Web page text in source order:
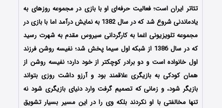
تئاتر ایران است؛ فعالیت حرفه‌ای او با بازی در مجموعه روزهای به‌
یادماندنی شروع شد که در سال 1382 به نمایش درآمد اما با بازی در
مجموعه تلویزیونی اغما به کارگردانی سیروس مقدم به شهرت رسید
که در سال 1386 از شبکه اول سیما پخش شد؛ نفیسه روشن فرزند
اول خانواده است و دو برادر کوچکتر از خود دارد؛ نفیسه روشن از
همان کودکی به بازیگری علاقمند بود و آرزو داشت روزی بتواند
بازیگر شود، و زمانی که تصمیم گرفت وارد دنیای بازیگری شود نه
تنها مخالفتی با او نکردند بلکه وی را در این مسیر بسیار تشویق